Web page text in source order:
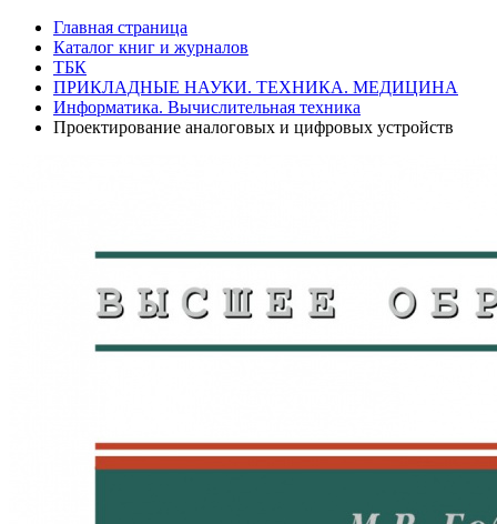
Главная страница
Каталог книг и журналов
ТБК
ПРИКЛАДНЫЕ НАУКИ. ТЕХНИКА. МЕДИЦИНА
Информатика. Вычислительная техника
Проектирование аналоговых и цифровых устройств